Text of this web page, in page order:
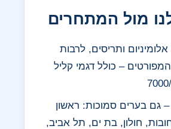
מול המתחרים
אלומיניום ותריסים, לרבות
– כולל דגמי קליל
– גם בערים סמוכות: ראשון
חולון, בת ים, תל אביב,